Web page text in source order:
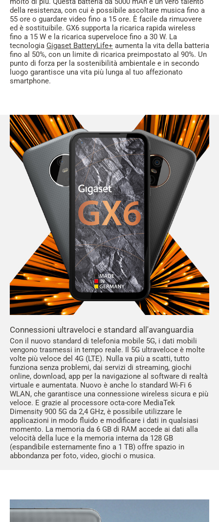
della resistenza, con cui è possibile ascoltare musica fino a
55 ore o guardare video fino a 15 ore. È facile da rimuovere
ed è sostituibile. GX6 supporta la ricarica rapida wireless
fino a 15 W e la ricarica superveloce fino a 30 W. La
tecnologia Gigaset BatteryLife+ aumenta la vita della batteria
fino al 50%, con un limite di ricarica preimpostato al 90%. Un
punto di forza per la sostenibilità ambientale e in secondo
luogo garantisce una vita più lunga al tuo affezionato
smartphone.
Connessioni ultraveloci e standard all'avanguardia
Con il nuovo standard di telefonia mobile 5G, i dati mobili
vengono trasmessi in tempo reale. Il 5G ultraveloce è molte
volte più veloce del 4G (LTE). Nulla va più a scatti, tutto
funziona senza problemi, dai servizi di streaming, giochi
online, download, app per la navigazione al software di realtà
virtuale e aumentata. Nuovo è anche lo standard Wi-Fi 6
WLAN, che garantisce una connessione wireless sicura e più
veloce. E grazie al processore octa-core MediaTek
Dimensity 900 5G da 2,4 GHz, è possibile utilizzare le
applicazioni in modo fluido e modificare i dati in qualsiasi
momento. La memoria da 6 GB di RAM accede ai dati alla
velocità della luce e la memoria interna da 128 GB
(espandibile esternamente fino a 1 TB) offre spazio in
abbondanza per foto, video, giochi o musica.